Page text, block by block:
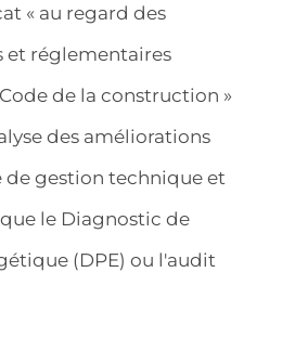
« au regard des
et réglementaires
de la construction »
des améliorations
de gestion technique et
le Diagnostic de
(DPE) ou l'audit